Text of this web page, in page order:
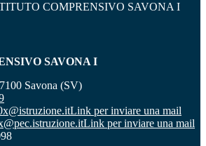
COMPRENSIVO SAVONA I
SAVONA I
Savona (SV)
Link per inviare una mail
Link per inviare una mail